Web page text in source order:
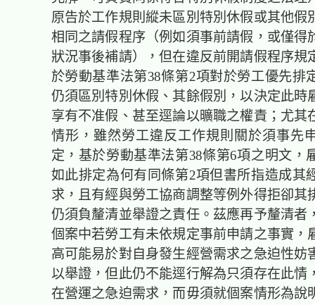
原告於工作規則縱未區別特別休假或其他假
相同之請假程序（例如須事前請假，或僅得
狀況事後補請），但在違反前開請假程序規
於勞動基準法第38條第2項對於勞工優先排
仍須區別特別休假、其餘假別，以決定此時
享有不准假、甚至逕論以曠職之權責；尤其
情形，雖然勞工違反工作規則關於須事先
定，基於勞動基準法第38條第6項之明文，
如此排定為何有同條第2項但書所指造成其
求，且有經與勞工協商調整等例外得拒卻其
仍須負釐清並舉證之責任。茲應再予釐清者
個案中若勞工有未依規定事前申請之事實，
高可能易於對自身發生經營需求之急迫性妨
以舉證，但此仍不能逕行解為只須存在此情
在營運之急迫需求，而毋須就個案情形為說